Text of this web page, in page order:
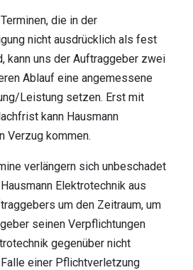
die in der
nicht ausdrücklich als fest
kann uns der Auftraggeber zwei
Ablauf eine angemessene
Leistung setzen. Erst mit
kann Hausmann
Verzug kommen.
verlängern sich unbeschadet
Elektrotechnik aus
um den Zeitraum, um
seinen Verpflichtungen
gegenüber nicht
einer Pflichtverletzung